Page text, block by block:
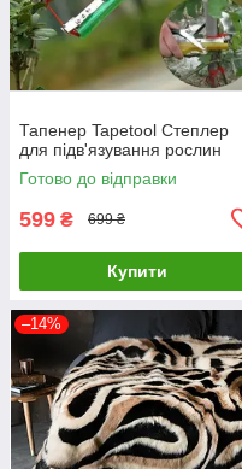
Тапенер Tapetool Степлер
для підв'язування рослин
Готово до відправки
599 ₴ 699 ₴
Купити
–14%